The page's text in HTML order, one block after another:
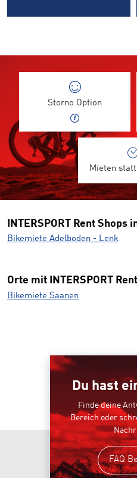
Storno Option
Mieten
INTERSPORT Rent Shops
Bikemiete Adelboden - Lenk
Orte mit INTERSPORT
Bikemiete Saanen
Du hast
Finde deine
Bereich oder
FAQ